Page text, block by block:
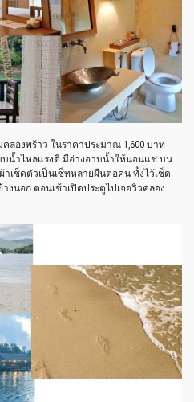
คลองพร้าว ในราคาประมาณ 1,600 บาท
บน้ำไหลแรงดี มีอ่างอาบน้ำให้นอนแช่ บน
าเช็ดตัวเป็นเซ็ทหลายผืนต่อคน ทั้งไว้เช็ด
งนอก ตอนเช้าเปิดประตูไปเจอวิวคลอง